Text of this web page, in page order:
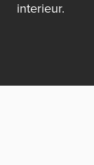
interieur.